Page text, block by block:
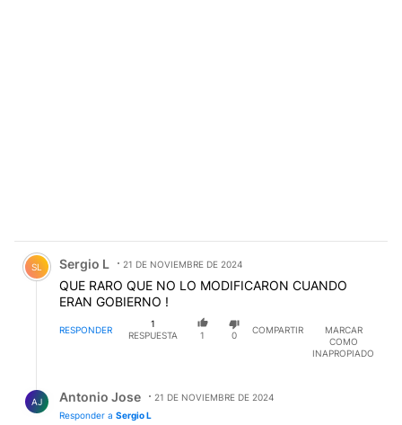
Comentario de Sergio L.
SL Sergio L 21 DE NOVIEMBRE DE 2024
QUE RARO QUE NO LO MODIFICARON CUANDO
ERAN GOBIERNO !
RESPONDER
1
RESPUESTA
1 0
COMPARTIR
MARCAR
COMO
INAPROPIADO
AJ Antonio Jose
21 DE NOVIEMBRE DE 2024
Responder a Sergio L